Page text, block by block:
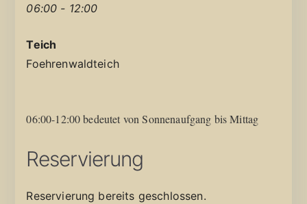
06:00 - 12:00
Teich
Foehrenwaldteich
06:00-12:00 bedeutet von Sonnenaufgang bis Mittag
Reservierung
Reservierung bereits geschlossen.